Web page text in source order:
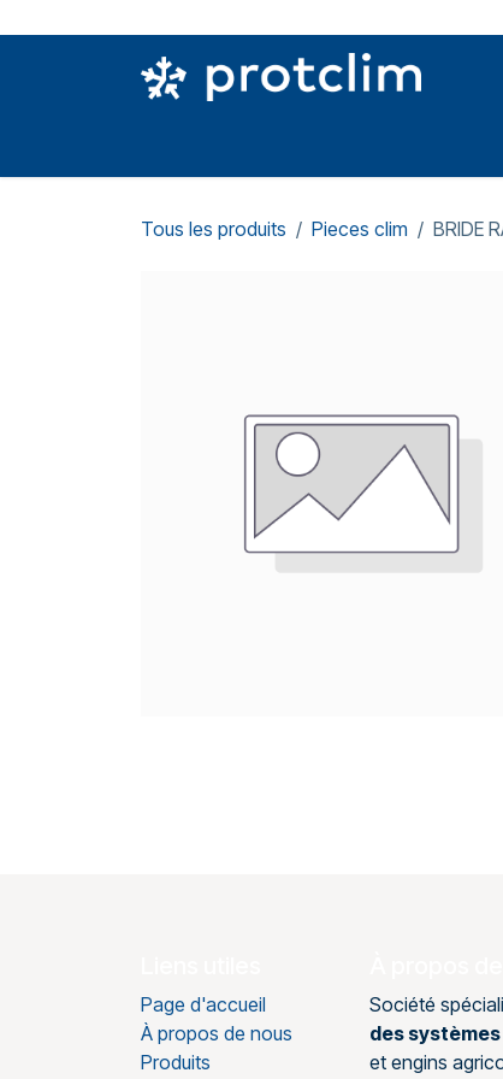
Tous les produits Pieces clim BRIDE
Page d'accueil
À propos de nous
Produits
Société
des
et engins